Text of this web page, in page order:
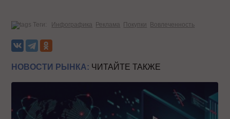
Теги: Инфографика Реклама Покупки Вовлеченность
НОВОСТИ РЫНКА: ЧИТАЙТЕ ТАКЖЕ